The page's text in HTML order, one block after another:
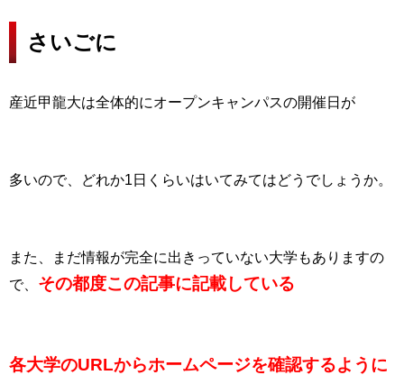
さいごに
産近甲龍大は全体的にオープンキャンパスの開催日が
多いので、どれか1日くらいはいてみてはどうでしょうか。
また、まだ情報が完全に出きっていない大学もありますの
で、 その都度この記事に記載している
各大学のURLからホームページを確認するように